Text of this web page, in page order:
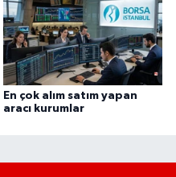
En çok alım satım yapan
aracı kurumlar